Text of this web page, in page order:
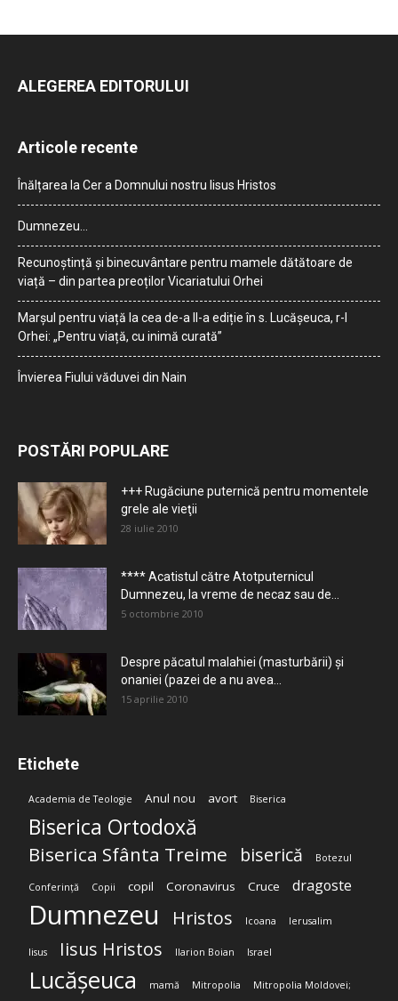
ALEGEREA EDITORULUI
Articole recente
Înălțarea la Cer a Domnului nostru Iisus Hristos
Dumnezeu…
Recunoștință și binecuvântare pentru mamele dătătoare de
viață – din partea preoților Vicariatului Orhei
Marșul pentru viață la cea de-a II-a ediție în s. Lucășeuca, r-l
Orhei: „Pentru viață, cu inimă curată”
Învierea Fiului văduvei din Nain
POSTĂRI POPULARE
+++ Rugăciune puternică pentru momentele
grele ale vieţii
28 iulie 2010
**** Acatistul către Atotputernicul
Dumnezeu, la vreme de necaz sau de...
5 octombrie 2010
Despre păcatul malahiei (masturbării) şi
onaniei (pazei de a nu avea...
15 aprilie 2010
Etichete
Academia de Teologie Anul nou avort Biserica
Biserica Ortodoxă
Biserica Sfânta Treime biserică Botezul
Conferință Copii copil Coronavirus Cruce dragoste
Dumnezeu Hristos Icoana Ierusalim
Iisus Iisus Hristos Ilarion Boian Israel
Lucășeuca mamă Mitropolia Mitropolia Moldovei;